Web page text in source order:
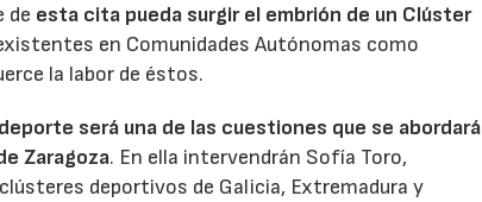
de esta cita pueda surgir el embrión de un Clúster
en Comunidades Autónomas como
la labor de éstos.
será una de las cuestiones que se abordará
Zaragoza. En ella intervendrán Sofía Toro,
deportivos de Galicia, Extremadura y